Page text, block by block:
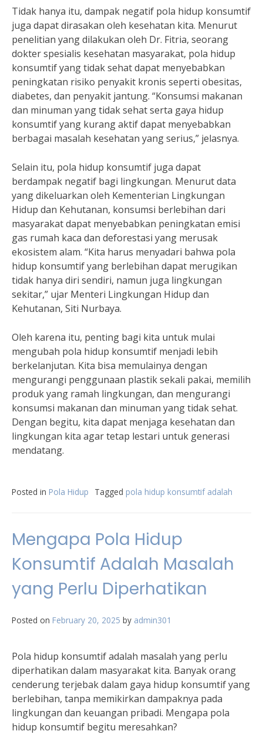
Tidak hanya itu, dampak negatif pola hidup konsumtif
juga dapat dirasakan oleh kesehatan kita. Menurut
penelitian yang dilakukan oleh Dr. Fitria, seorang
dokter spesialis kesehatan masyarakat, pola hidup
konsumtif yang tidak sehat dapat menyebabkan
peningkatan risiko penyakit kronis seperti obesitas,
diabetes, dan penyakit jantung. “Konsumsi makanan
dan minuman yang tidak sehat serta gaya hidup
konsumtif yang kurang aktif dapat menyebabkan
berbagai masalah kesehatan yang serius,” jelasnya.
Selain itu, pola hidup konsumtif juga dapat
berdampak negatif bagi lingkungan. Menurut data
yang dikeluarkan oleh Kementerian Lingkungan
Hidup dan Kehutanan, konsumsi berlebihan dari
masyarakat dapat menyebabkan peningkatan emisi
gas rumah kaca dan deforestasi yang merusak
ekosistem alam. “Kita harus menyadari bahwa pola
hidup konsumtif yang berlebihan dapat merugikan
tidak hanya diri sendiri, namun juga lingkungan
sekitar,” ujar Menteri Lingkungan Hidup dan
Kehutanan, Siti Nurbaya.
Oleh karena itu, penting bagi kita untuk mulai
mengubah pola hidup konsumtif menjadi lebih
berkelanjutan. Kita bisa memulainya dengan
mengurangi penggunaan plastik sekali pakai, memilih
produk yang ramah lingkungan, dan mengurangi
konsumsi makanan dan minuman yang tidak sehat.
Dengan begitu, kita dapat menjaga kesehatan dan
lingkungan kita agar tetap lestari untuk generasi
mendatang.
Posted in Pola Hidup Tagged pola hidup konsumtif adalah
Mengapa Pola Hidup
Konsumtif Adalah Masalah
yang Perlu Diperhatikan
Posted on February 20, 2025 by admin301
Pola hidup konsumtif adalah masalah yang perlu
diperhatikan dalam masyarakat kita. Banyak orang
cenderung terjebak dalam gaya hidup konsumtif yang
berlebihan, tanpa memikirkan dampaknya pada
lingkungan dan keuangan pribadi. Mengapa pola
hidup konsumtif begitu meresahkan?